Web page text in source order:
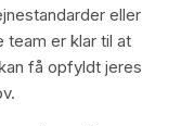
eller
team er klar til at
få opfyldt jeres